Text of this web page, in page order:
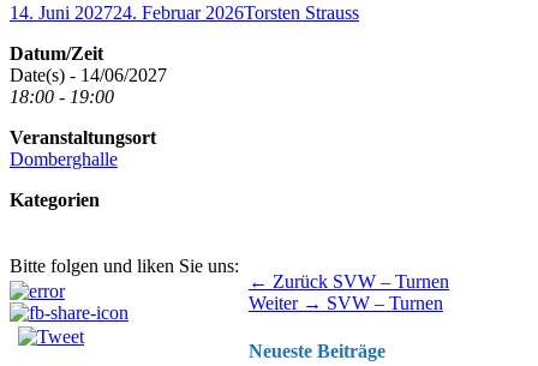
Veröffentlicht
14. Juni 202724. Februar 2026Autor
Torsten Strauss
Datum/Zeit
Date(s) - 14/06/2027
18:00 - 19:00
Veranstaltungsort
Domberghalle
Kategorien
Bitte folgen und liken Sie uns:
Beitragsnavigation ← Zurück Vorhergehender
Beitrag:
SVW – Turnen
Weiter → Nächster
SVW – Turnen
Neueste Beiträge